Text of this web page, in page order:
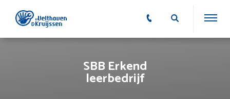
SBB Erkend
leerbedrijf